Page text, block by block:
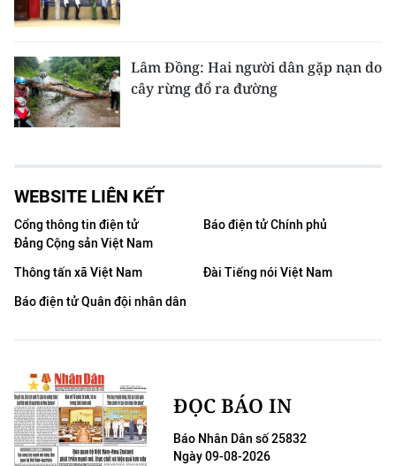
Lâm Đồng: Hai người dân gặp nạn do
cây rừng đổ ra đường
WEBSITE LIÊN KẾT
Cổng thông tin điện tử
Đảng Cộng sản Việt Nam
Báo điện tử Chính phủ
Thông tấn xã Việt Nam
Đài Tiếng nói Việt Nam
Báo điện tử Quân đội nhân dân
ĐỌC BÁO IN
Báo Nhân Dân số 25832
Ngày 09-08-2026